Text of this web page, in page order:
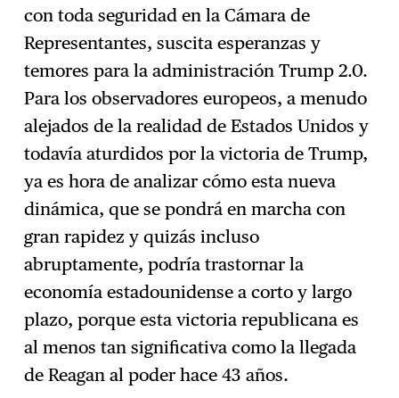
con toda seguridad en la Cámara de
Representantes, suscita esperanzas y
temores para la administración Trump 2.0.
Para los observadores europeos, a menudo
alejados de la realidad de Estados Unidos y
todavía aturdidos por la victoria de Trump,
ya es hora de analizar cómo esta nueva
dinámica, que se pondrá en marcha con
gran rapidez y quizás incluso
abruptamente, podría trastornar la
economía estadounidense a corto y largo
plazo, porque esta victoria republicana es
al menos tan significativa como la llegada
de Reagan al poder hace 43 años.